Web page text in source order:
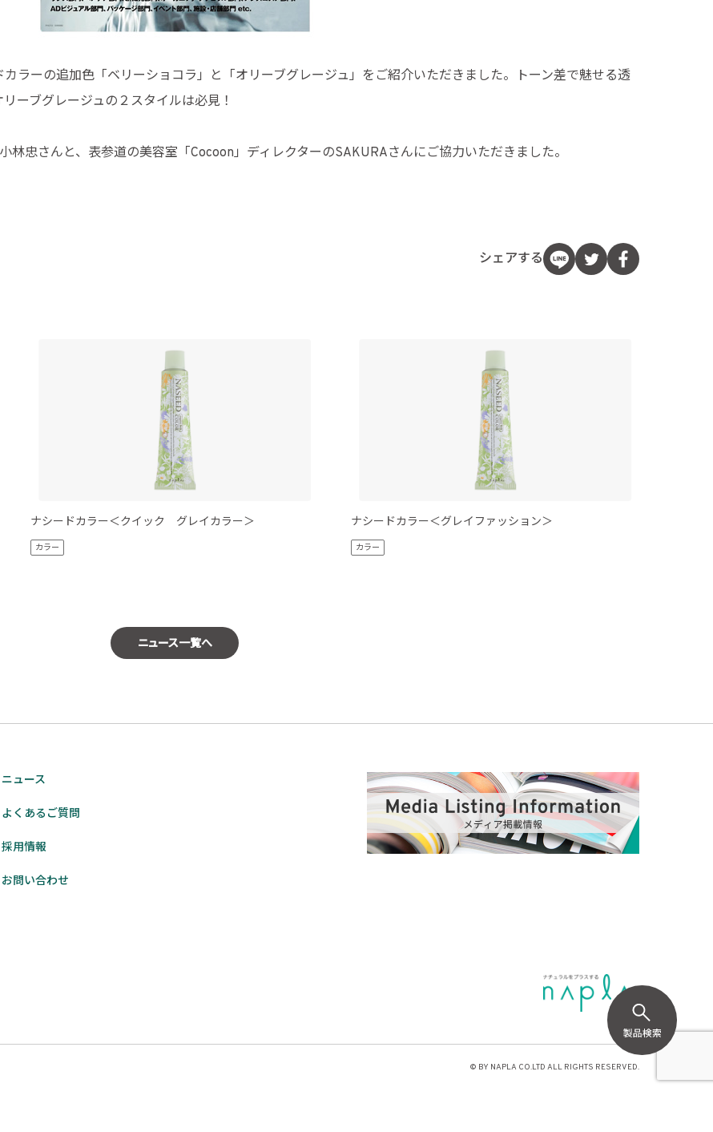
ラーの追加色「ベリーショコラ」と「オリーブグレージュ」をご紹介いただきました。トーン差で魅せる透
ーブグレージュの２スタイルは必見！
林忠さんと、表参道の美容室「Cocoon」ディレクターのSAKURAさんにご協力いただきました。
シェアする
ナシードカラー＜クイック グレイカラー＞
カラー
ナシードカラー＜グレイファッション＞
カラー
ニュース一覧へ
ニュース
よくあるご質問
採用情報
お問い合わせ
© BY NAPLA CO.LTD ALL RIGHTS RESERVED.